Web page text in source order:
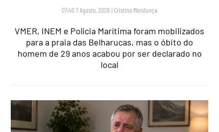
07:40 7 Agosto, 2026 | Cristina Mendonça
VMER, INEM e Polícia Marítima foram mobilizados
para a praia das Belharucas, mas o óbito do
homem de 29 anos acabou por ser declarado no
local